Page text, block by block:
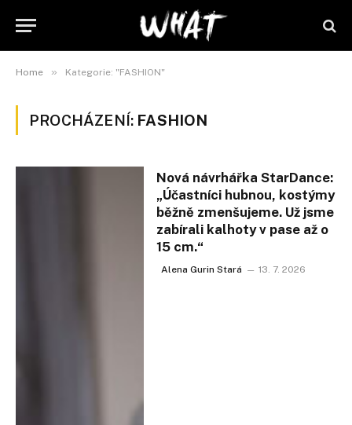
Home » Kategorie: "FASHION"
PROCHÁZENÍ: FASHION
Nová návrhářka StarDance:
„Účastníci hubnou, kostýmy
běžně zmenšujeme. Už jsme
zabírali kalhoty v pase až o
15 cm.“
Alena Gurin Stará 13. 7. 2026